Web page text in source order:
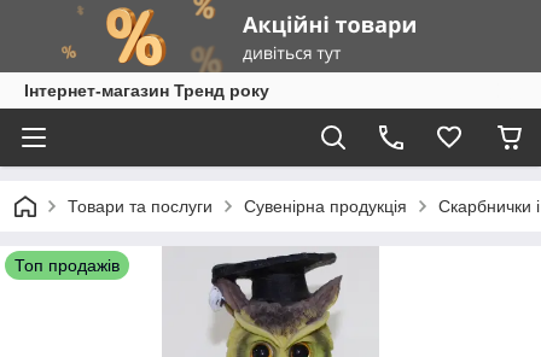
Інтернет-магазин Тренд року
Товари та послуги Сувенірна продукція Скарбнички
Топ продажів